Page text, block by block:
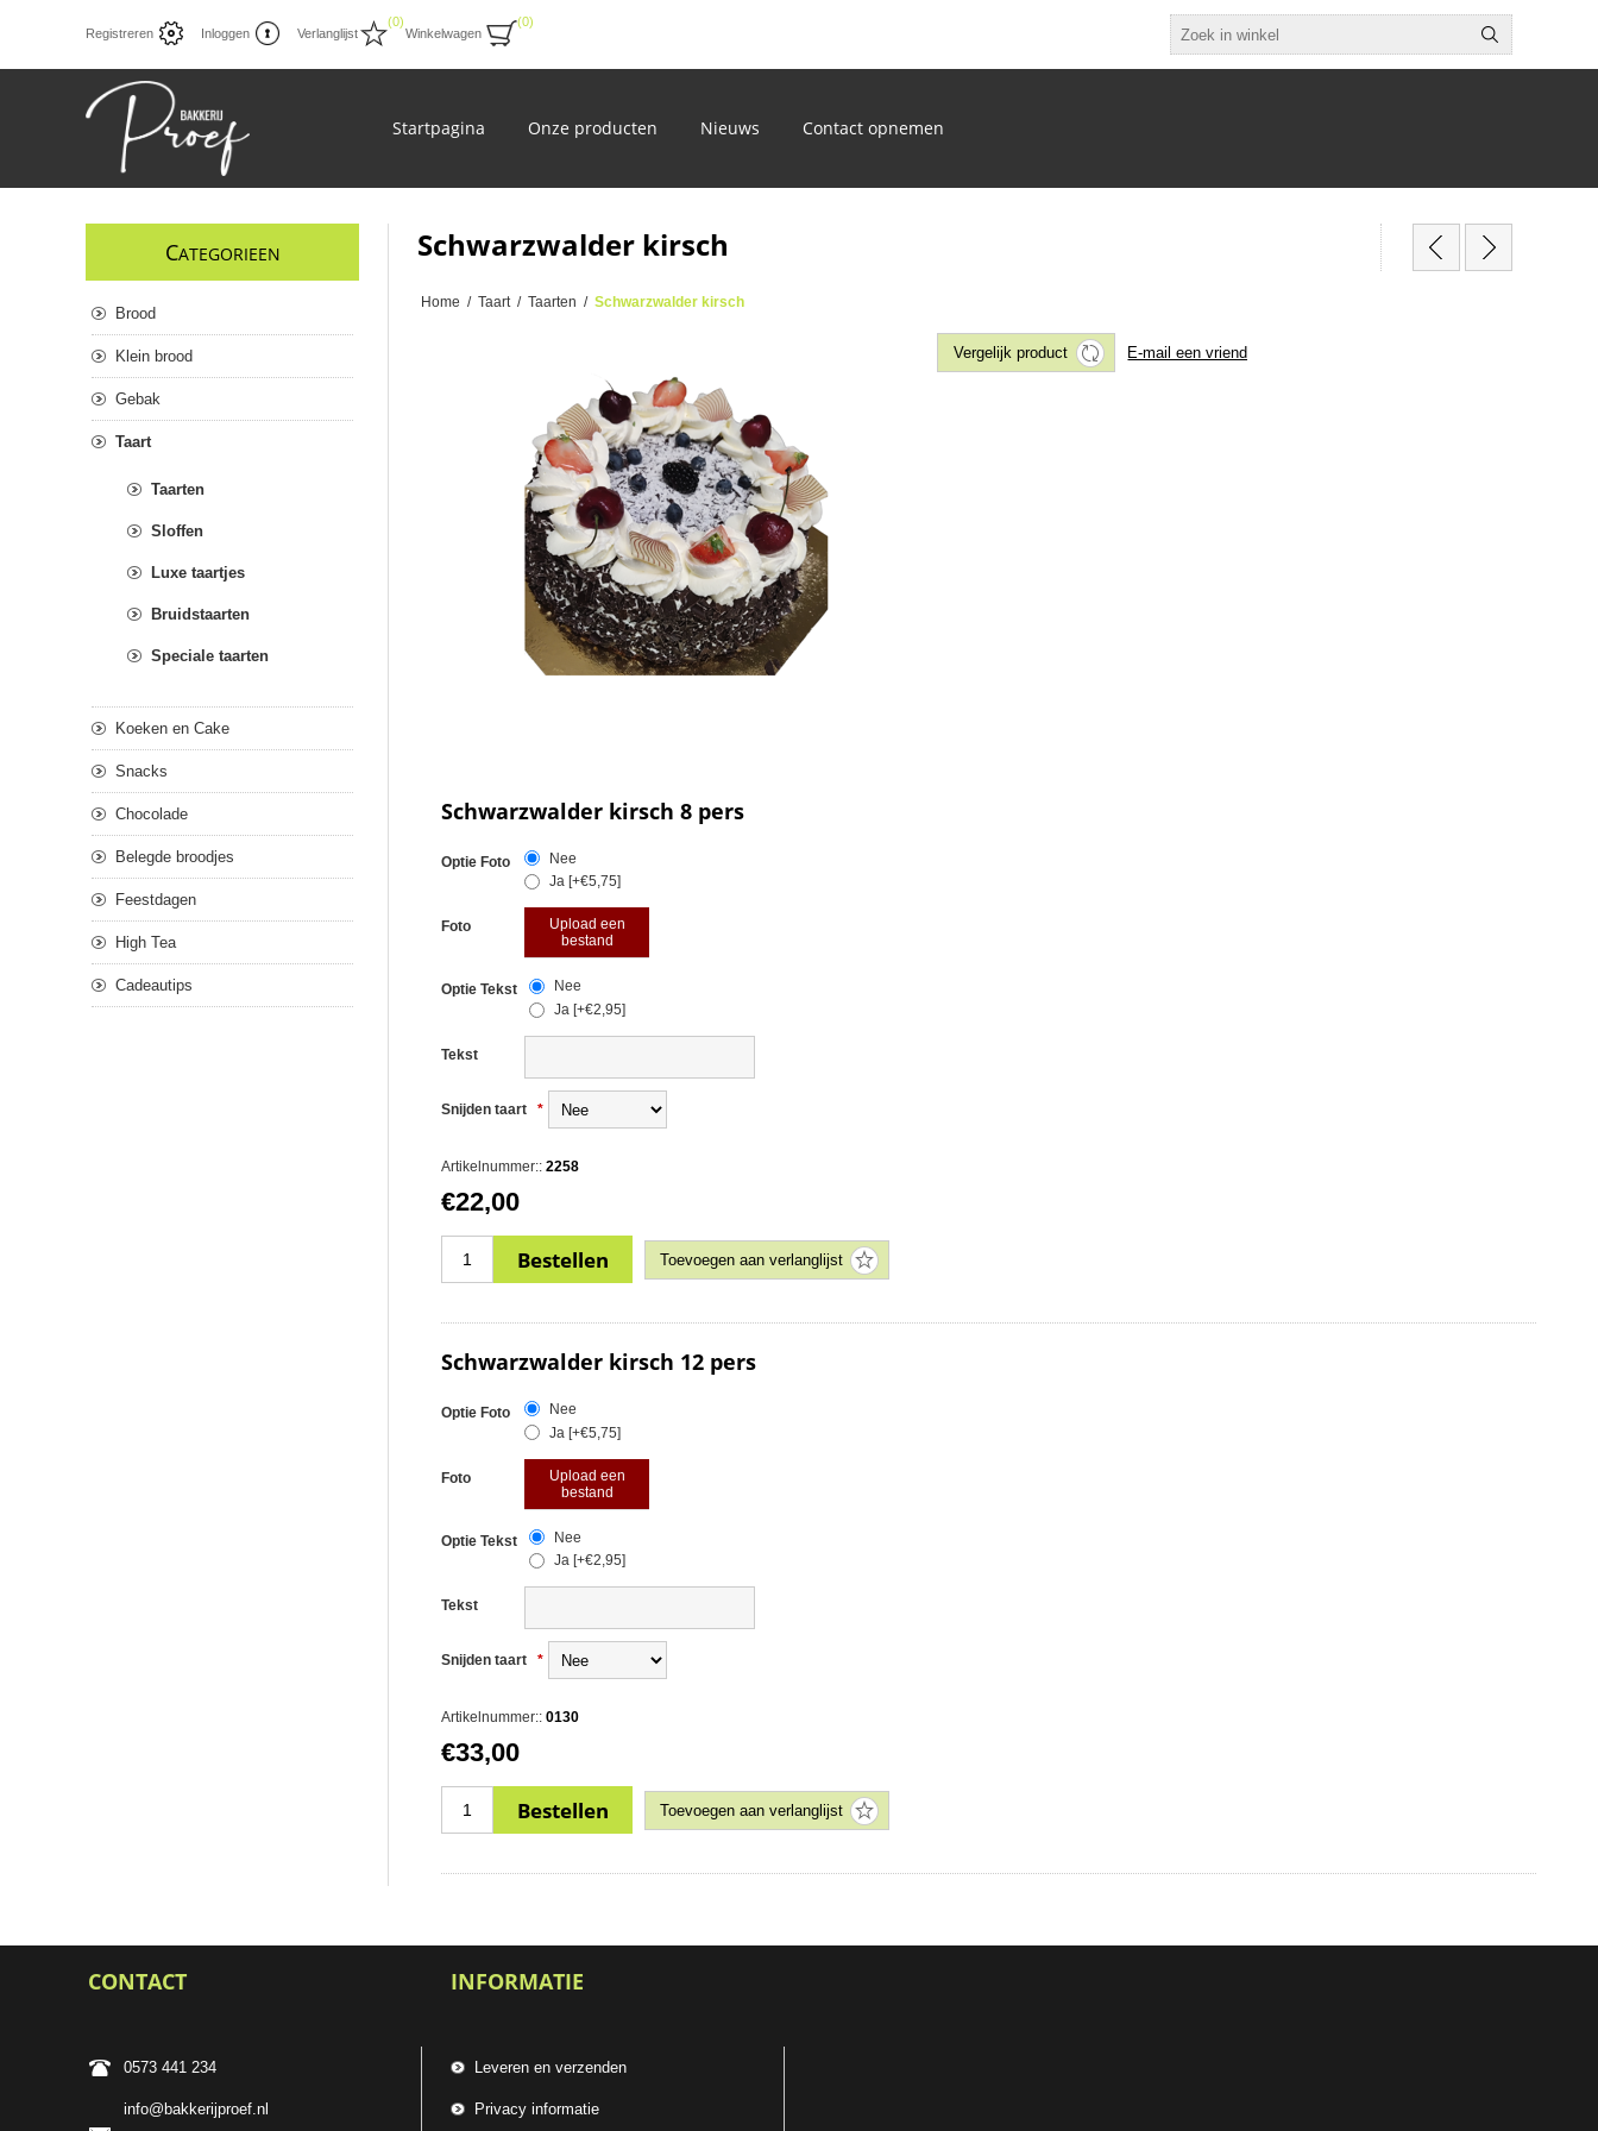
Registreren Inloggen Verlanglijst
(0)
Winkelwagen
(0)
Startpagina Onze producten Nieuws Contact opnemen
Schwarzwalder kirsch
Home / Taart / Taarten / Schwarzwalder kirsch
Schwarzwalder kirsch 8 pers
Optie Foto
Nee
Ja [+€5,75]
Foto
Upload een
bestand
Optie Tekst
Nee
Ja [+€2,95]
Tekst
Snijden taart *
Artikelnummer:: 2258
€22,00
Schwarzwalder kirsch 12 pers
Optie Foto
Nee
Ja [+€5,75]
Foto
Upload een
bestand
Optie Tekst
Nee
Ja [+€2,95]
Tekst
Snijden taart *
Artikelnummer:: 0130
€33,00
CATEGORIEEN
Brood
Klein brood
Gebak
Taart
Taarten
Sloffen
Luxe taartjes
Bruidstaarten
Speciale taarten
Koeken en Cake
Snacks
Chocolade
Belegde broodjes
Feestdagen
High Tea
Cadeautips
CONTACT
0573 441 234
info@bakkerijproef.nl
INFORMATIE
Leveren en verzenden
Privacy informatie